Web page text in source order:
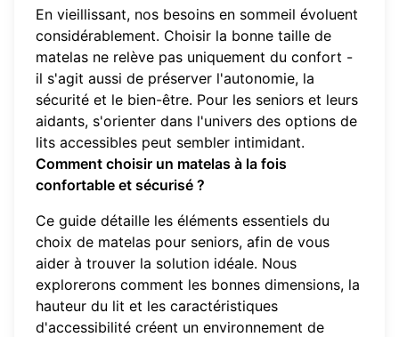
En vieillissant, nos besoins en sommeil évoluent
considérablement. Choisir la bonne taille de
matelas ne relève pas uniquement du confort -
il s'agit aussi de préserver l'autonomie, la
sécurité et le bien-être. Pour les seniors et leurs
aidants, s'orienter dans l'univers des options de
lits accessibles peut sembler intimidant.
Comment choisir un matelas à la fois
confortable et sécurisé ?
Ce guide détaille les éléments essentiels du
choix de matelas pour seniors, afin de vous
aider à trouver la solution idéale. Nous
explorerons comment les bonnes dimensions, la
hauteur du lit et les caractéristiques
d'accessibilité créent un environnement de